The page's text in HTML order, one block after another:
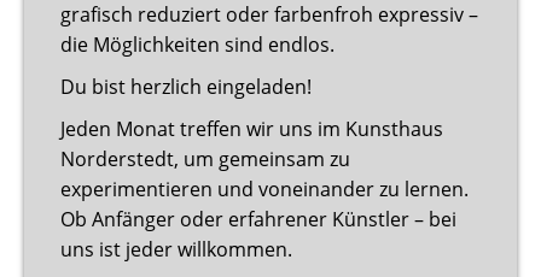
grafisch reduziert oder farbenfroh expressiv –
die Möglichkeiten sind endlos.
Du bist herzlich eingeladen!
Jeden Monat treffen wir uns im Kunsthaus
Norderstedt, um gemeinsam zu
experimentieren und voneinander zu lernen.
Ob Anfänger oder erfahrener Künstler – bei
uns ist jeder willkommen.